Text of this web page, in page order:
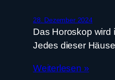
28. Dezember 2024
Das Horoskop wird
Jedes dieser
Weiterlesen »